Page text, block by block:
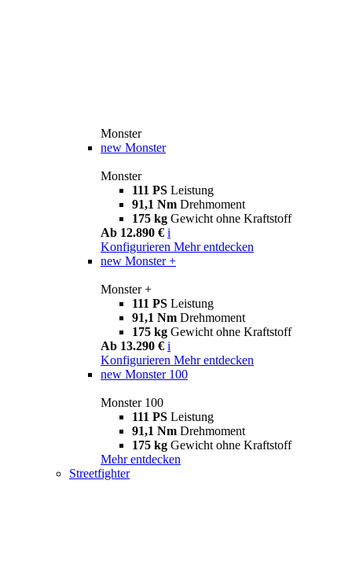
Monster
new Monster
Monster
111 PS Leistung
91,1 Nm Drehmoment
175 kg Gewicht ohne Kraftstoff
Ab 12.890 € i
Konfigurieren Mehr entdecken
new Monster +
Monster +
111 PS Leistung
91,1 Nm Drehmoment
175 kg Gewicht ohne Kraftstoff
Ab 13.290 € i
Konfigurieren Mehr entdecken
new Monster 100
Monster 100
111 PS Leistung
91,1 Nm Drehmoment
175 kg Gewicht ohne Kraftstoff
Mehr entdecken
Streetfighter